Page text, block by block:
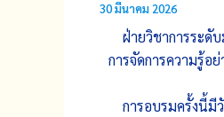
30 มีนาคม 2026
ฝ่ายวิชาการระดั
การจัดการความรู้
การอบรมครั้งนี้มี